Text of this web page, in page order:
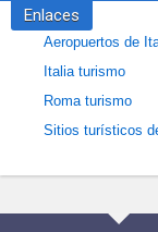
Enlaces
Aeropuertos de
Italia turismo
Roma turismo
Sitios turísticos